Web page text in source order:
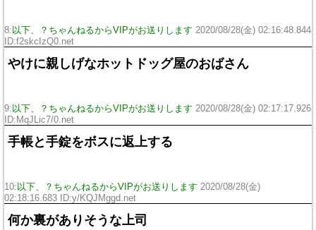
8: 以下、？ちゃんねるからVIPがお送りします 2020/08/28(金) 02:16:48.844
ID:f2skcIzQ0.net
やけに親しげなホットドッグ屋のおばさん
9: 以下、？ちゃんねるからVIPがお送りします 2020/08/28(金) 02:17:17.926
ID:MqJLic7/0.net
手帳と手錠をボスに返上する
10: 以下、？ちゃんねるからVIPがお送りします 2020/08/28(金)
02:18:16.683 ID:y/KQJMggd.net
何か裏がありそうな上司